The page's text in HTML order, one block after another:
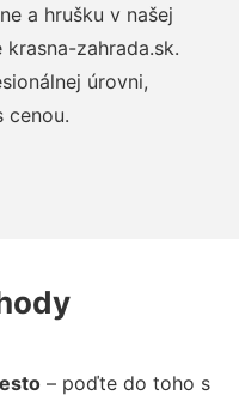
a hrušku v našej
zahrada.sk.
úrovni,
cenou.
– poďte do toho s